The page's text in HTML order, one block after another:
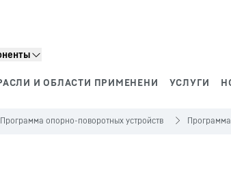
И ОБЛАСТИ ПРИМЕНЕНИ УСЛУГИ
Программа опорно-поворотных устройств